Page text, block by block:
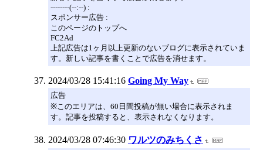
--------(--:--) :
スポンサー広告 :
このページのトップへ
FC2Ad
上記広告は1ヶ月以上更新のないブログに表示されていま
す。新しい記事を書くことで広告を消せます。
2024/03/28 15:41:16 Going My Way
広告
※このエリアは、60日間投稿が無い場合に表示されま
す。記事を投稿すると、表示されなくなります。
2024/03/28 07:46:30 ワルツのみちくさ